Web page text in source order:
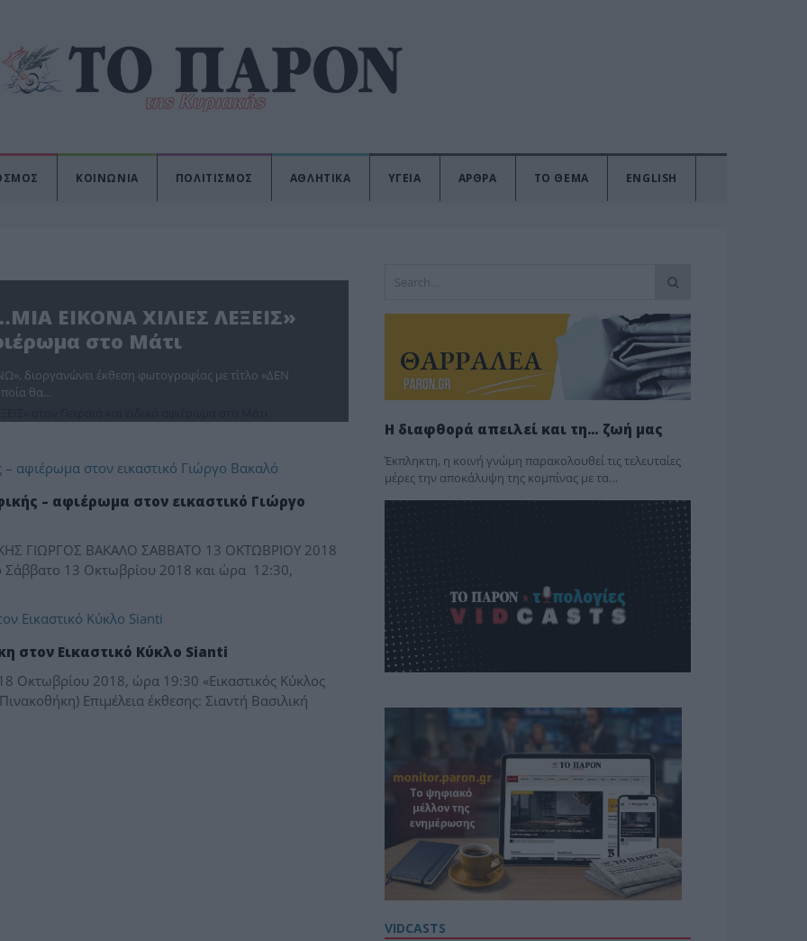
ΚΟΙΝΩΝΙΑ ΠΟΛΙΤΙΣΜΟΣ ΑΘΛΗΤΙΚΑ ΥΓΕΙΑ ΑΡΘΡΑ ΤΟ ΘΕΜΑ ENGLISH
ΕΙΚΟΝΑ ΧΙΛΙΕΣ ΛΕΞΕΙΣ»
στο Μάτι
διοργανώνει έκθεση φωτογραφίας με τίτλο «ΔΕΝ
θα…
– αφιέρωμα στον εικαστικό Γιώργο
ΓΙΩΡΓΟΣ ΒΑΚΑΛΟ ΣΑΒΒΑΤΟ 13 ΟΚΤΩΒΡΙΟΥ 2018
13 Οκτωβρίου 2018 και ώρα 12:30,
στον Εικαστικό Κύκλο Sianti
Οκτωβρίου 2018, ώρα 19:30 «Εικαστικός Κύκλος
Επιμέλεια έκθεσης: Σιαντή Βασιλική
Η διαφθορά απειλεί και τη… ζωή μας
Έκπληκτη, η κοινή γνώμη παρακολουθεί τις τελευταίες
μέρες την αποκάλυψη της κο­μπίνας με τα…
VIDCASTS